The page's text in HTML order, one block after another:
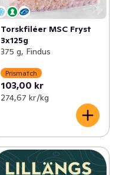
Torskfiléer MSC Fryst
3x125g
375 g, Findus
Prismatch
103,00 kr
274,67 kr /kg